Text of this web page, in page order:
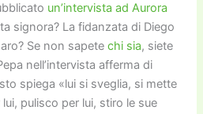
un’intervista ad Aurora
signora? La fidanzata di Diego
Se non sapete chi sia, siete
nell’intervista afferma di
spiega «lui si sveglia, si mette
pulisco per lui, stiro le sue